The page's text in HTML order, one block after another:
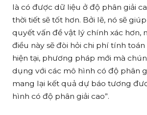
là có được dữ liệu ở độ phân giải
thời tiết sẽ tốt hơn. Bởi lẽ, nó sẽ
quyết vấn đề vật lý chính xác hơn,
điều này sẽ đòi hỏi chi phí tính
hiện tại, phương pháp mới mà
dụng với các mô hình có độ phân
mang lại kết quả dự báo tương
hình có độ phân giải cao”.